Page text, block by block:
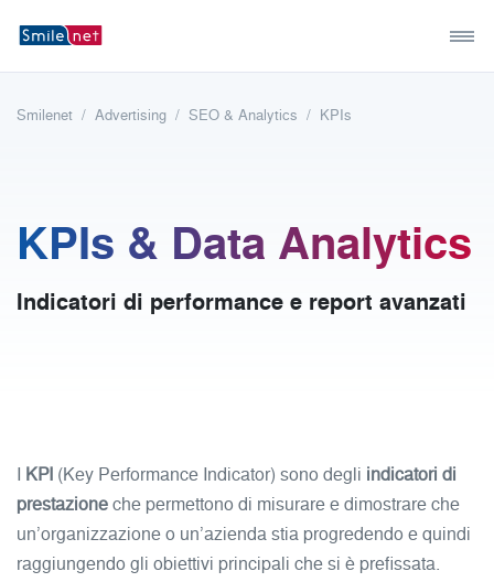
Smilenet Advertising SEO & Analytics KPIs
KPIs & Data Analytics
Indicatori di performance e report avanzati
I KPI (Key Performance Indicator) sono degli indicatori di
prestazioneche permettono di misurare e dimostrare che
un’organizzazione o un’azienda stia progredendo e quindi
raggiungendo gli obiettivi principali che si è prefissata.